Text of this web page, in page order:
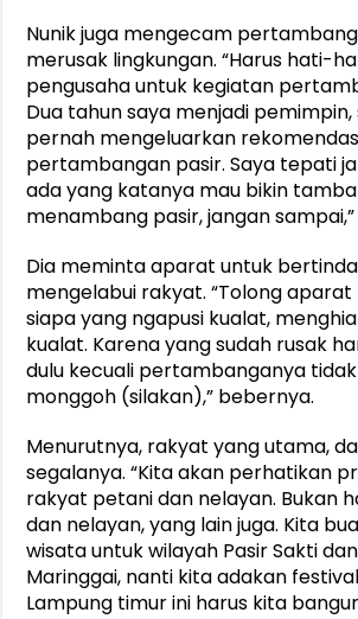
Nunik juga mengecam
merusak lingkungan. “Harus hati-
pengusaha untuk kegiatan
Dua tahun saya menjadi
pernah mengeluarkan
pertambangan pasir. Saya tepati
ada yang katanya mau bikin
menambang pasir, jangan
Dia meminta aparat untuk
mengelabui rakyat. “Tolong
siapa yang ngapusi kualat,
kualat. Karena yang sudah rusak
dulu kecuali pertambanganya
monggoh (silakan),” bebernya.
Menurutnya, rakyat yang utama,
segalanya. “Kita akan perhatikan
rakyat petani dan nelayan. Bukan
dan nelayan, yang lain juga. Kita
wisata untuk wilayah Pasir Sakti
Maringgai, nanti kita adakan
Lampung timur ini harus kita